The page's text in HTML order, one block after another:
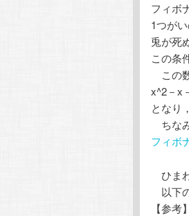
フィボ
1つが
兎が死
この条
この
x^2－x
となり
ちな
フィボ
ひま
以下
【参考】